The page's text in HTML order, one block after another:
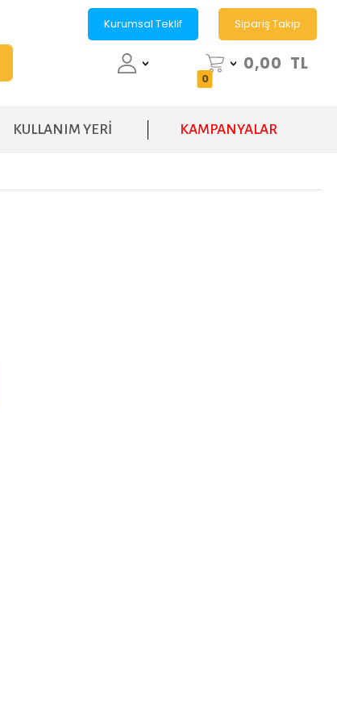
Kurumsal Teklif Sipariş Takip
0
0,00 TL
KULLANIM YERİ KAMPANYALAR